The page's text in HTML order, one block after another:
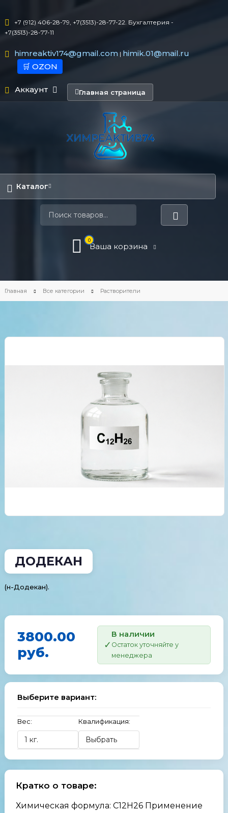
+7 (912) 406-28-79, +7(3513)-28-77-22. Бухгалтерия -
+7(3513)-28-77-11
himreaktiv174@gmail.com| himik.01@mail.ru
🛒 OZON
Аккаунт Главная страница
Каталог
0
Ваша корзина
Главная Все категории Растворители
ДОДЕКАН
(н-Додекан).
3800.00
руб.
В наличии
Остаток уточняйте у
менеджера
Выберите вариант:
Вес: Квалификация:
Кратко о товаре:
Химическая формула: C12H26 Применение